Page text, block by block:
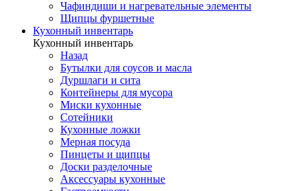
Чафиндиши и нагревательные элементы
Щипцы фуршетные
Кухонный инвентарь
Кухонный инвентарь
Назад
Бутылки для соусов и масла
Дуршлаги и сита
Контейнеры для мусора
Миски кухонные
Сотейники
Кухонные ложки
Мерная посуда
Пинцеты и щипцы
Доски разделочные
Аксессуары кухонные